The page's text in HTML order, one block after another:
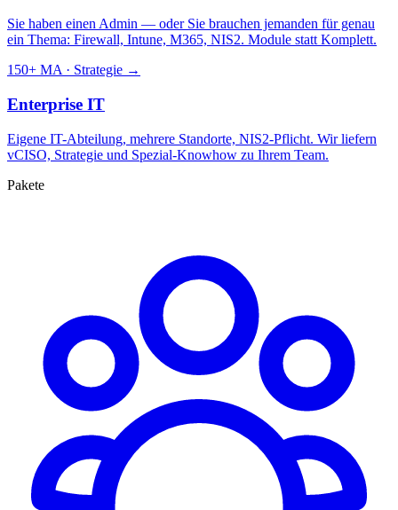
Sie haben einen Admin — oder Sie brauchen jemanden für genau
ein Thema: Firewall, Intune, M365, NIS2. Module statt Komplett.
150+ MA · Strategie →
Enterprise IT
Eigene IT-Abteilung, mehrere Standorte, NIS2-Pflicht. Wir liefern
vCISO, Strategie und Spezial-Knowhow zu Ihrem Team.
Pakete